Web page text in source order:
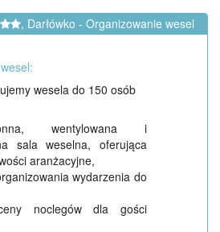
, Darłówko - Organizowanie wesel
wesela do 150 osób
wentylowana i
sala weselna, oferująca
aranżacyjne,
wydarzenia do
noclegów dla gości